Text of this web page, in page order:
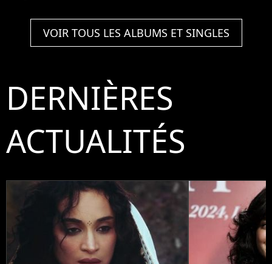
VOIR TOUS LES ALBUMS ET SINGLES
DERNIÈRES
ACTUALITÉS